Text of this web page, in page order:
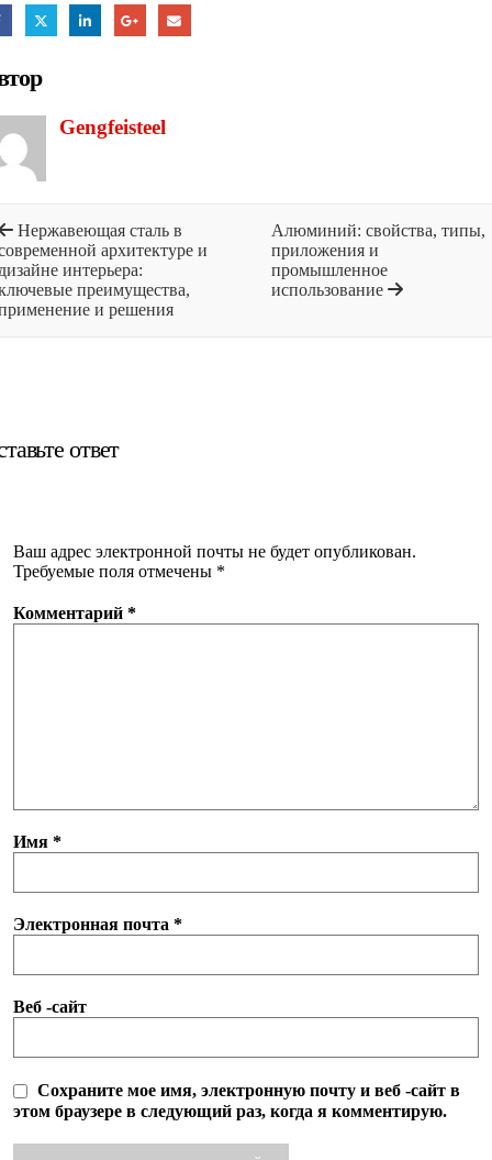
Gengfeisteel
Нержавеющая сталь в
архитектуре и
интерьера:
преимущества,
и решения
Алюминий: свойства, типы,
приложения и
промышленное
использование
ответ
Ваш адрес электронной почты не будет опубликован.
Требуемые поля отмечены *
Комментарий *
Имя *
Электронная почта *
Веб -сайт
Сохраните мое имя, электронную почту и веб -сайт в
этом браузере в следующий раз, когда я комментирую.